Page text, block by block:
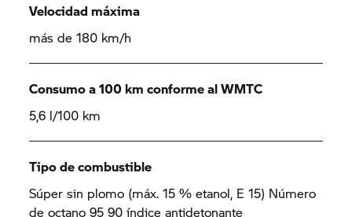
Velocidad máxima
más de 180 km/h
Consumo a 100 km conforme al WMTC
5,6 l/100 km
Tipo de combustible
Súper sin plomo (máx. 15 % etanol, E 15) Número
de octano 95 90 índice antidetonante